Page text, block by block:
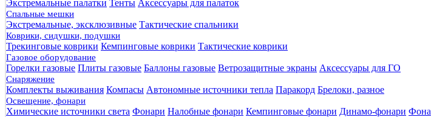
Экстремальные палатки Тенты Аксессуары для палаток
Спальные мешки
Экстремальные, эксклюзивные Тактические спальники
Коврики, сидушки, подушки
Трекинговые коврики Кемпинговые коврики Тактические коврики
Газовое оборудование
Горелки газовые Плиты газовые Баллоны газовые Ветрозащитные экраны Аксессуары для ГО
Снаряжение
Комплекты выживания Компасы Автономные источники тепла Паракорд Брелоки, разное
Освещение, фонари
Химические источники света Фонари Налобные фонари Кемпинговые фонари Динамо-фонари